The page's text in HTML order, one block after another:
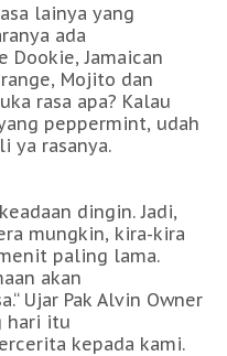
lainya yang
ada
Dookie, Jamaican
Mojito dan
rasa apa? Kalau
peppermint, udah
ya rasanya.
dingin. Jadi,
mungkin, kira-kira
paling lama.
akan
Ujar Pak Alvin Owner
hari itu
kepada kami.